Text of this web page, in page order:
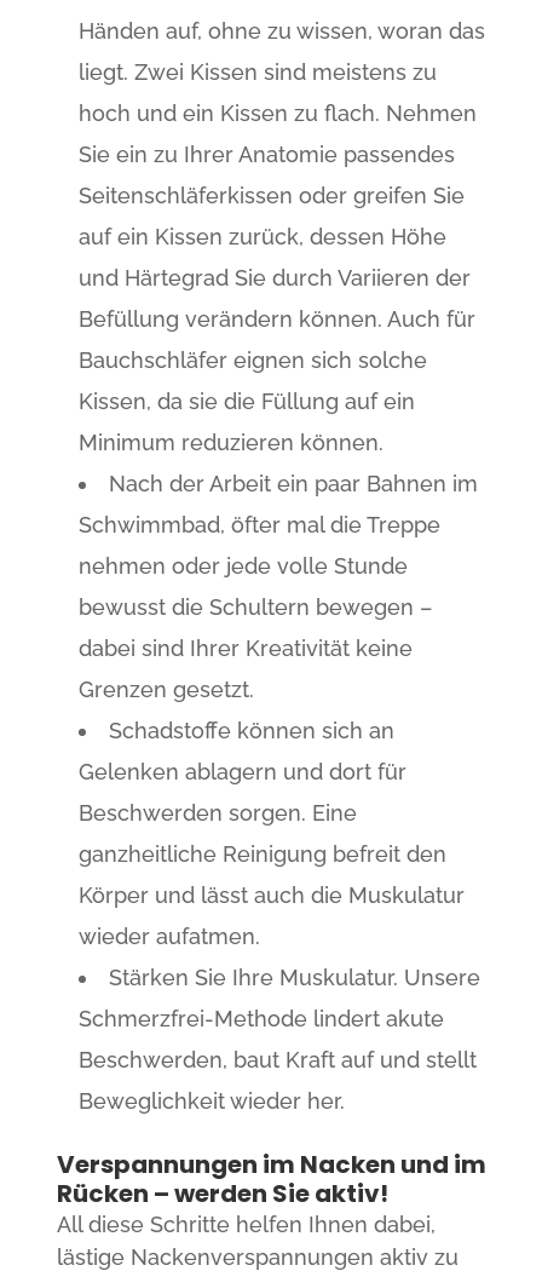
Händen auf, ohne zu wissen, woran das
liegt. Zwei Kissen sind meistens zu
hoch und ein Kissen zu flach. Nehmen
Sie ein zu Ihrer Anatomie passendes
Seitenschläferkissen oder greifen Sie
auf ein Kissen zurück, dessen Höhe
und Härtegrad Sie durch Variieren der
Befüllung verändern können. Auch für
Bauchschläfer eignen sich solche
Kissen, da sie die Füllung auf ein
Minimum reduzieren können.
Nach der Arbeit ein paar Bahnen im
Schwimmbad, öfter mal die Treppe
nehmen oder jede volle Stunde
bewusst die Schultern bewegen –
dabei sind Ihrer Kreativität keine
Grenzen gesetzt.
Schadstoffe können sich an
Gelenken ablagern und dort für
Beschwerden sorgen. Eine
ganzheitliche Reinigung befreit den
Körper und lässt auch die Muskulatur
wieder aufatmen.
Stärken Sie Ihre Muskulatur. Unsere
Schmerzfrei-Methode lindert akute
Beschwerden, baut Kraft auf und stellt
Beweglichkeit wieder her.
Verspannungen im Nacken und im
Rücken – werden Sie aktiv!
All diese Schritte helfen Ihnen dabei,
lästige Nackenverspannungen aktiv zu